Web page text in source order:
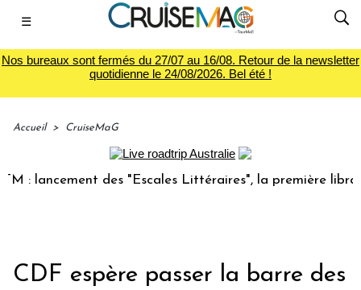
☰
Nos bureaux sont fermés du 27/07 au 16/08. Retour de la newsletter
quotidienne le 24/08/2026. Bel été !
Accueil > CruiseMaG
lancement des "Escales Littéraires", la première librairie
CDF espère passer la barre des